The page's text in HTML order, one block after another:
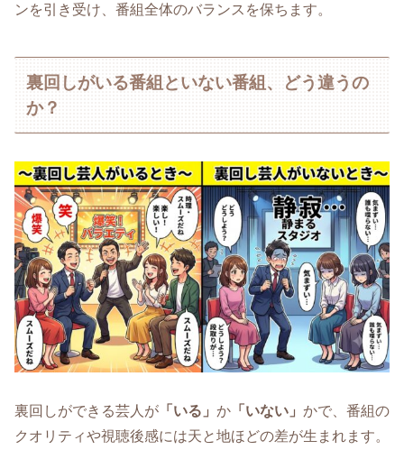
ンを引き受け、番組全体のバランスを保ちます。
裏回しがいる番組といない番組、どう違うの
か？
裏回しができる芸人が 「いる」 か 「いない」 かで、番組の
クオリティや視聴後感には天と地ほどの差が生まれます。